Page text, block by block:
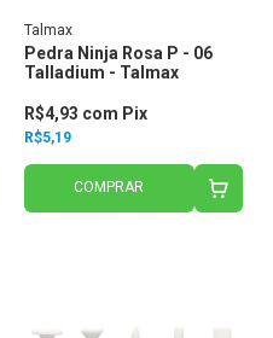
Talmax
Pedra Ninja Rosa P - 06
Talladium - Talmax
R$5,19
R$4,93 com Pix
COMPRAR